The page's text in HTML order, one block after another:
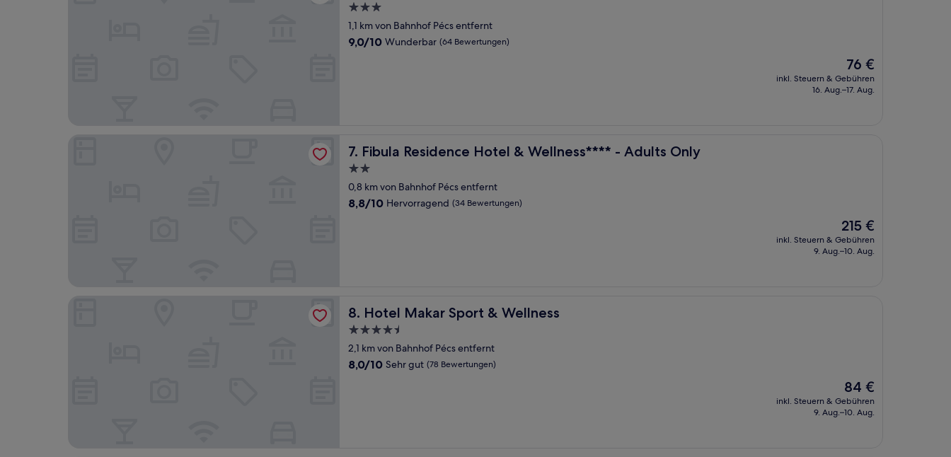
3.0-
Sterne-
Unterkunft
1,1 km von Bahnhof Pécs entfernt
9.0
9,0/10 Wunderbar (64 Bewertungen)
Der
Preis
beträgt
76 €
inkl. Steuern & Gebühren
16. Aug.–17. Aug.
7. Fibula Residence Hotel & Wellness**** - Adults Only
Fibula Residence Hotel & Wellness**** - Adults Only
2.0-
Sterne-
Unterkunft
0,8 km von Bahnhof Pécs entfernt
8.8
8,8/10 Hervorragend (34 Bewertungen)
Der
Preis
beträgt
215 €
inkl. Steuern & Gebühren
9. Aug.–10. Aug.
Fibula Residence Hotel & Wellness**** - Adults Only
8. Hotel Makar Sport & Wellness
Hotel Makar Sport & Wellness
4.5-
Sterne-
Unterkunft
2,1 km von Bahnhof Pécs entfernt
8.0
8,0/10 Sehr gut (78 Bewertungen)
Der
Preis
beträgt
84 €
inkl. Steuern & Gebühren
9. Aug.–10. Aug.